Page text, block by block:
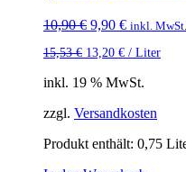
10,90€ Ursprünglicher
war:
9,90 €Aktueller
ist:
inkl. MwSt.
15,53€ 13,20 € / Liter
inkl. 19 % MwSt.
zzgl. Versandkosten
Produkt enthält: 0,75